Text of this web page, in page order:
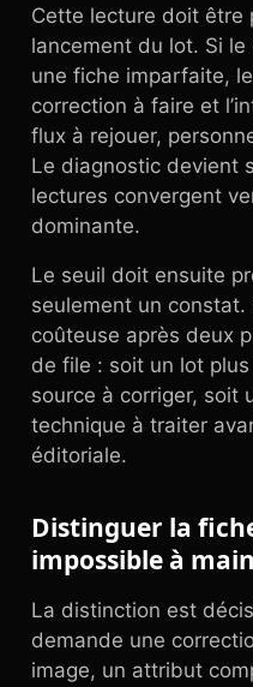
Cette lecture doit être
lancement du lot. Si
une fiche imparfaite,
correction à faire et
flux à rejouer,
Le diagnostic devient
lectures convergent
dominante.
Le seuil doit ensuite
seulement un
coûteuse après deux
de file : soit un lot
source à corriger, soit
technique à traiter
éditoriale.
Distinguer la
impossible à
La distinction est
demande une
image, un attribut